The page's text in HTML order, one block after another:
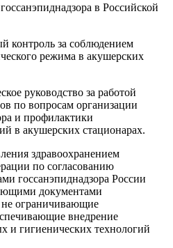
в Российской
контроль за соблюдением
режима в акушерских
руководство за работой
по вопросам организации
и профилактики
в акушерских стационарах.
здравоохранением
по согласованию
госсанэпиднадзора России
документами
не ограничивающие
внедрение
и гигиенических технологий